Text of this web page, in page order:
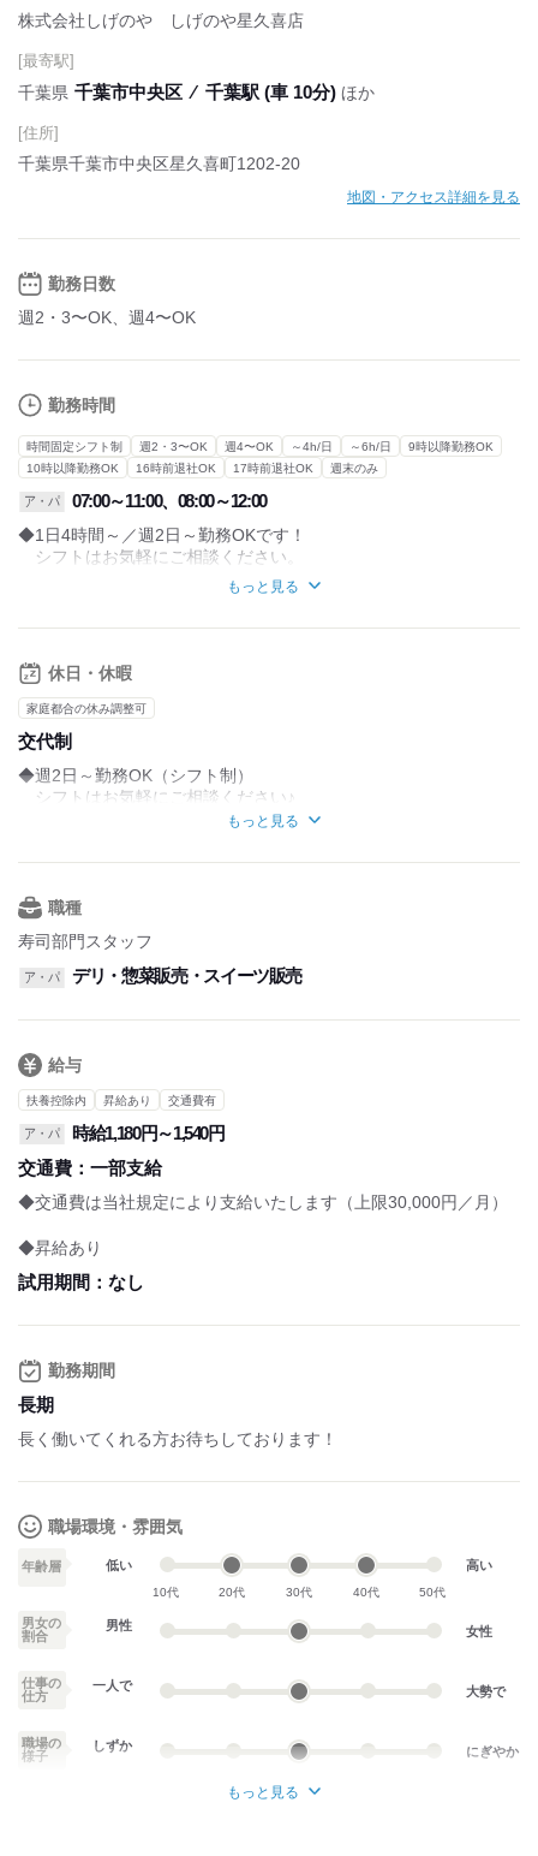
株式会社しげのや しげのや星久喜店
[最寄駅]
千葉県 千葉市中央区 ⁄ 千葉駅 (車 10分) ほか
[住所]
千葉県千葉市中央区星久喜町1202-20
地図・アクセス詳細を見る
勤務日数
週2・3〜OK、週4〜OK
勤務時間
時間固定シフト制 週2・3〜OK 週4〜OK ～4h/日 ～6h/日
9時以降勤務OK
10時以降勤務OK
16時前退社OK 17時前退社OK 週末のみ
ア・パ 07:00～11:00、08:00～12:00
◆1日4時間～／週2日～勤務OKです！
シフトはお気軽にご相談ください。
もっと見る
休日・休暇
家庭都合の休み調整可
交代制
◆週2日～勤務OK（シフト制）
シフトはお気軽にご相談ください♪
もっと見る
職種
寿司部門スタッフ
ア・パ デリ・惣菜販売・スイーツ販売
給与
扶養控除内 昇給あり 交通費有
ア・パ
時給1,180円～1,540円
交通費： 一部支給
◆交通費は当社規定により支給いたします（上限30,000円／月）
◆昇給あり
試用期間： なし
勤務期間
長期
長く働いてくれる方お待ちしております！
職場環境・雰囲気
年齢層 低い
10代 20代 30代 40代 50代
高い
男女の
割合
男性 女性
仕事の
仕方
一人で 大勢で
職場の
様子
しずか にぎやか
もっと見る